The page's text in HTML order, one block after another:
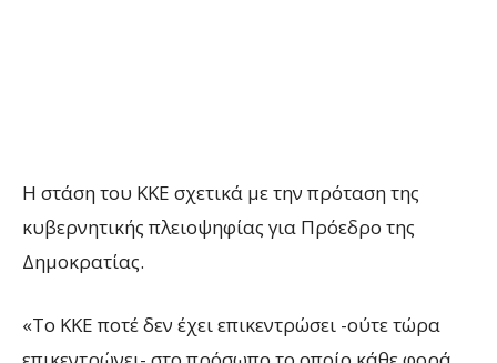
Η στάση του ΚΚΕ σχετικά με την πρόταση της
κυβερνητικής πλειοψηφίας για Πρόεδρο της
Δημοκρατίας.
«Το ΚΚΕ ποτέ δεν έχει επικεντρώσει -ούτε τώρα